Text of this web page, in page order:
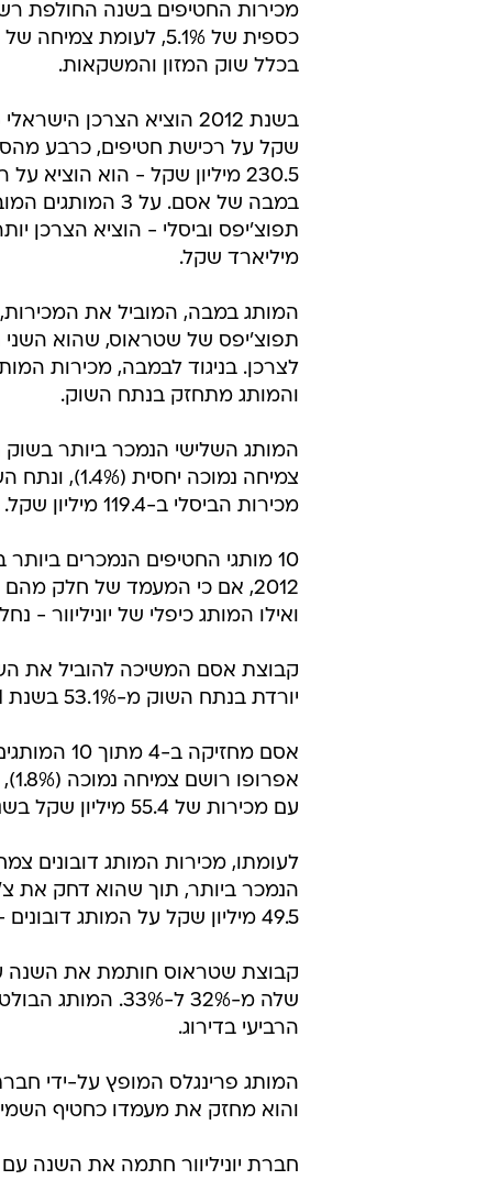
מכירות החטיפים בשנה החולפת
בכלל שוק המזון והמשקאות.
שקל על רכישת חטיפים, כרבע
230.5 מיליון שקל - הוא הוציא
במבה של אסם. על 3
תפוצ'יפס וביסלי - הוציא הצרכן
מיליארד שקל.
והמותג מתחזק בנתח השוק.
המותג השלישי הנמכר ביותר
מכירות הביסלי ב-119.4 מיליון שקל.
2012, אם כי המעמד של חלק
ואילו המותג כיפלי של יוניליוור -
קבוצת אסם המשיכה להוביל את
יורדת בנתח השוק מ-53.1% בשנת 2011 ל-52.3% בשנת 2012.
אסם
עם מכירות של 55.4 מיליון שקל בשנה.
49.5 מיליון שקל על המותג דובונים - כמיליון שקל יותר מהסכום שהוא הוציא על המותג צ'יטוס.
שלה מ-32% ל-
הרביעי בדירוג.
והוא מחזק את מעמדו כחטיף